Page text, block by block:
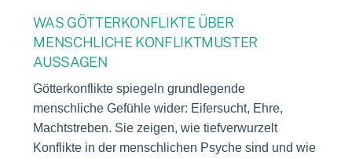
WAS GÖTTERKONFLIKTE ÜBER
MENSCHLICHE KONFLIKTMUSTER
AUSSAGEN
Götterkonflikte spiegeln grundlegende
menschliche Gefühle wider: Eifersucht, Ehre,
Machtstreben. Sie zeigen, wie tiefverwurzelt
Konflikte in der menschlichen Psyche sind und wie